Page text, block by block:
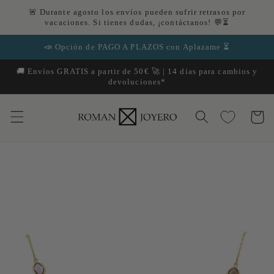
directamente
al contenido
🚨 Durante agosto los envíos pueden sufrir retrasos por
vacaciones. Si tienes dudas, ¡contáctanos! 💬⏳
📣 Opción de PAGO A PLAZOS con Aplazame ⏳
🚚 Envíos GRATIS a partir de 50€ 🚀 | 14 días para cambios y
devoluciones*
Carrito